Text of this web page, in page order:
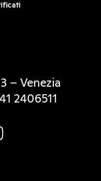
– Venezia
2406511